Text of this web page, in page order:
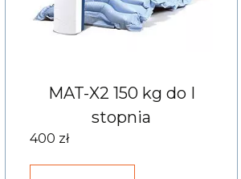
MAT-X2 150 kg do I
stopnia
400 zł